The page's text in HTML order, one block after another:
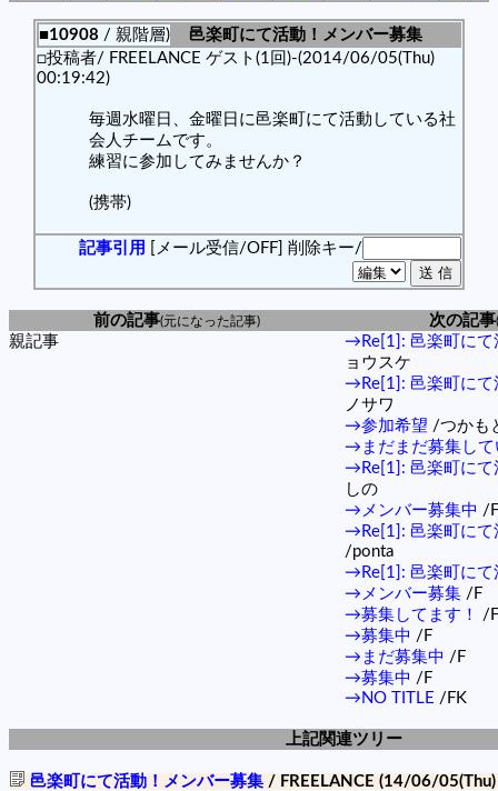
■10908 / 親階層)
邑楽町にて活動！メンバー募集
□投稿者/ FREELANCE ゲスト(1回)-(2014/06/05(Thu)
00:19:42)
毎週水曜日、金曜日に邑楽町にて活動している社
会人チームです。
練習に参加してみませんか？
(携帯)
記事引用 [メール受信/OFF] 削除キー/
前の記事(元になった記事) 次の記事
親記事
→Re[1]: 邑楽町にて
ョウスケ
→Re[1]: 邑楽町にて
ノサワ
→参加希望 /つかも
→まだまだ募集して
→Re[1]: 邑楽町にて
しの
→メンバー募集中 /F
→Re[1]: 邑楽町にて
/ponta
→Re[1]: 邑楽町にて
→メンバー募集 /F
→募集してます！
/F
→募集中 /F
→まだ募集中 /F
→募集中 /F
→NO TITLE /FK
上記関連ツリー
邑楽町にて活動！メンバー募集 / FREELANCE (14/06/